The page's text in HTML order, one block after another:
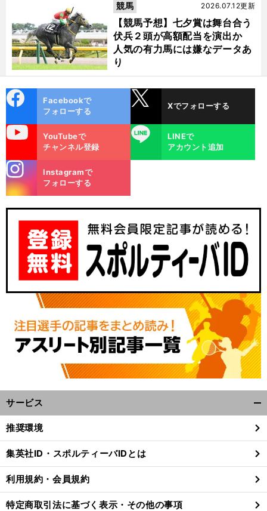
・
。
【競馬予想】七夕賞は舞台合う
伏兵２頭が高額配当を演出か
人気の有力馬には嫌なデータあ
り
2026.07.12更新
競馬
ok
Facebookで
フォローする
Xでフォローする
YouTubeで
チャンネル登録
LINE
LINEで
アカウント追加
m
Instagramで
フォローする
サービス
閉
る
推奨環境
集英社ID・スポルティーバIDとは
利用規約・会員規約
特定商取引法に基づく表示・その他の事項